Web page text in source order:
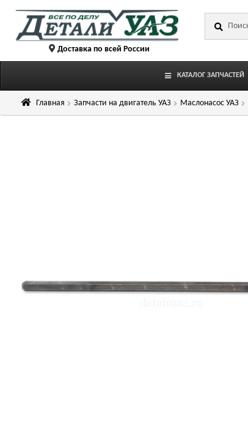
Перейти
Перейти
содержимому Доставка по всей России
КАТАЛОГ ЗАПЧАСТЕЙ
Главная Запчасти на двигатель УАЗ Маслонасос УАЗ